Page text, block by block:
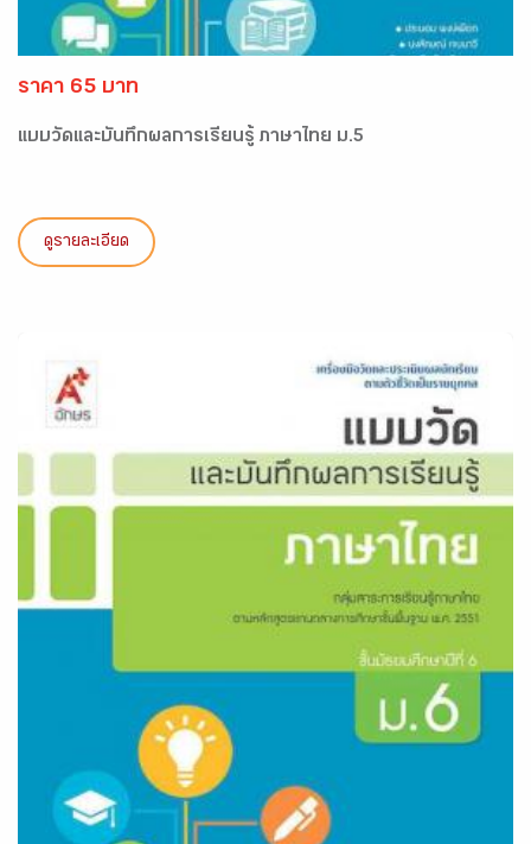
ราคา 65 บาท
แบบวัดและบันทึกผลการเรียนรู้ ภาษาไทย ม.5
ดูรายละเอียด